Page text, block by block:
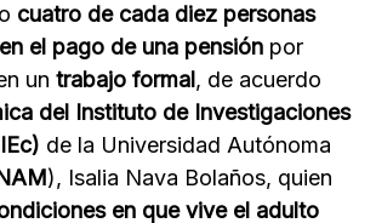
cuatro de cada diez personas
el pago de una pensión por
un trabajo formal, de acuerdo
del Instituto de Investigaciones
de la Universidad Autónoma
), Isalia Nava Bolaños, quien
en que vive el adulto